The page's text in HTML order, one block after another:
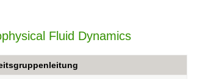
Fluid Dynamics